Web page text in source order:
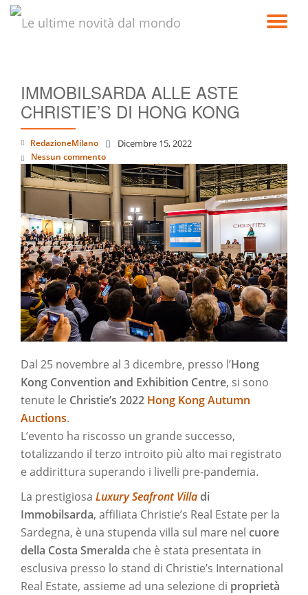
IMMOBILSARDA ALLE ASTE
CHRISTIE’S DI HONG KONG
RedazioneMilano Dicembre 15, 2022
Nessun commento
Dal 25 novembre al 3 dicembre, presso l’Hong
Kong Convention and Exhibition Centre, si sono
tenute le Christie’s 2022 Hong Kong Autumn
Auctions.
L’evento ha riscosso un grande successo,
totalizzando il terzo introito più alto mai registrato
e addirittura superando i livelli pre-pandemia.
La prestigiosa Luxury Seafront Villadi
Immobilsarda, affiliata Christie’s Real Estate per la
Sardegna, è una stupenda villa sul mare nel cuore
della Costa Smeralda che è stata presentata in
esclusiva presso lo stand di Christie’s International
Real Estate, assieme ad una selezione di proprietà